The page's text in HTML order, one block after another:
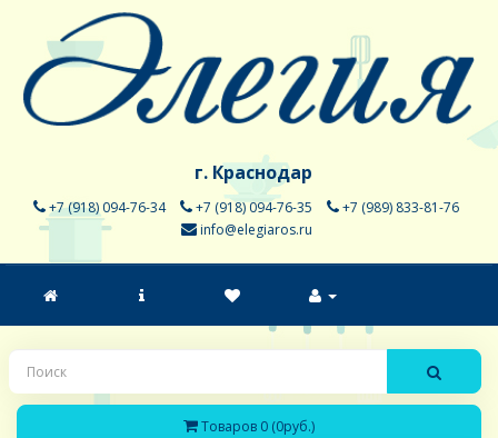
г. Краснодар
+7 (918) 094-76-34 +7 (918) 094-76-35
+7 (989) 833-81-76
info@elegiaros.ru
Товаров 0 (0руб.)